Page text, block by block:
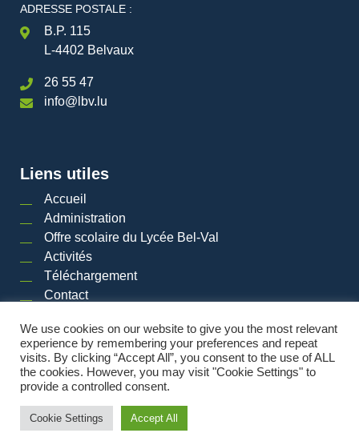
ADRESSE POSTALE :
B.P. 115
L-4402 Belvaux
26 55 47
info@lbv.lu
Liens utiles
Accueil
Administration
Offre scolaire du Lycée Bel-Val
Activités
Téléchargement
Contact
2026 © LYCéE BEL-VAL | Tous droits réservés |Mentions légales| Plan du site
Powered by
Made by
We use cookies on our website to give you the most relevant
experience by remembering your preferences and repeat
visits. By clicking “Accept All”, you consent to the use of ALL
the cookies. However, you may visit "Cookie Settings" to
provide a controlled consent.
Cookie Settings Accept All